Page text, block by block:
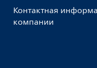
Контактная
компании